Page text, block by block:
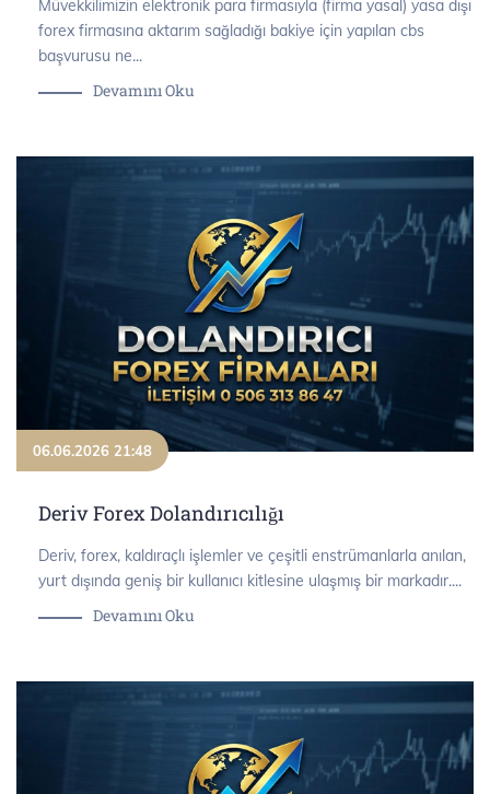
Müvekkilimizin elektronik para firmasıyla (firma yasal) yasa dışı
forex firmasına aktarım sağladığı bakiye için yapılan cbs
başvurusu ne...
Devamını Oku
06.06.2026 21:48
Deriv Forex Dolandırıcılığı
Deriv, forex, kaldıraçlı işlemler ve çeşitli enstrümanlarla anılan,
yurt dışında geniş bir kullanıcı kitlesine ulaşmış bir markadır....
Devamını Oku